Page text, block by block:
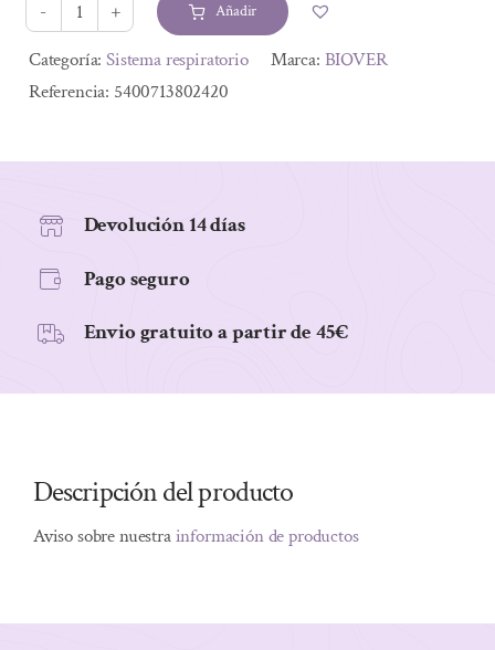
JARABE
DE
PINO
cantidad
Añadir
Alternative:
Categoría:Sistema respiratorio Marca: BIOVER
Referencia: 5400713802420
Devolución 14 días
Pago seguro
Envio gratuito a partir de 45€
Descripción del producto
Aviso sobre nuestrainformación de productos